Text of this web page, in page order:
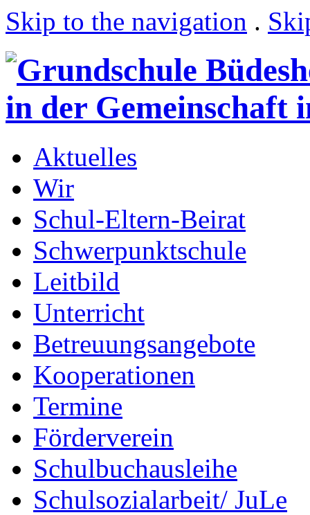
Skip to the navigation .
Aktuelles
Wir
Schul-Eltern-Beirat
Schwerpunktschule
Leitbild
Unterricht
Betreuungsangebote
Kooperationen
Termine
Förderverein
Schulbuchausleihe
Schulsozialarbeit/ JuLe